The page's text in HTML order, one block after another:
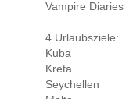
Vampire Diaries
4 Urlaubsziele:
Kuba
Kreta
Seychellen